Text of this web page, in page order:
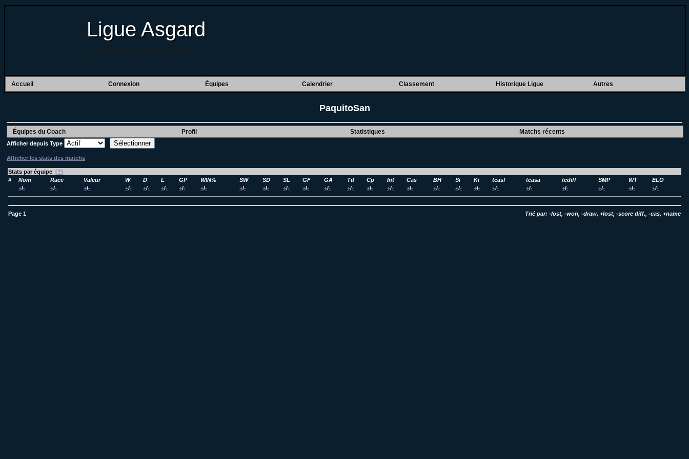
Ligue Asgard
Du BloodBowl pour les Coachs pas frileux !
Accueil Connexion Équipes Calendrier Classement Historique Ligue Autres
PaquitoSan
Équipes du Coach Profil Statistiques Matchs récents
Afficher depuis Type
Afficher les stats des matchs
Stats par équipe [?]
#
Nom Race Valeur W D L GP WIN% SW SD SL GF GA Td Cp Int Cas BH Si Ki tcasf tcasa tcdiff SMP WT
ELO
+/- +/- +/- +/- +/- +/- +/- +/- +/- +/- +/- +/- +/- +/- +/- +/- +/- +/- +/- +/- +/- +/- +/- +/- +/- +/-
Page 1 Trié par: -lost, -won, -draw, +lost, -score diff., -cas, +name